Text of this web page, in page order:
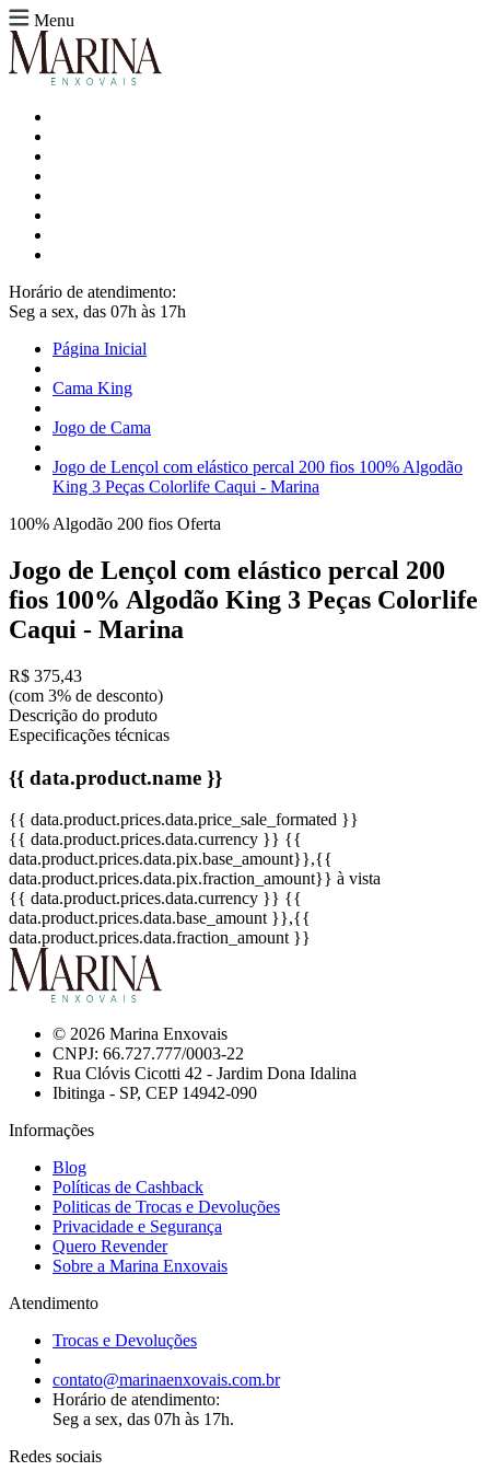
Menu
Horário de atendimento:
Seg a sex, das 07h às 17h
Página Inicial
Cama King
Jogo de Cama
Jogo de Lençol com elástico percal 200 fios 100% Algodão
King 3 Peças Colorlife Caqui - Marina
100% Algodão 200 fios Oferta
Jogo de Lençol com elástico percal 200
fios 100% Algodão King 3 Peças Colorlife
Caqui - Marina
R$ 375,43
(com 3% de desconto)
Descrição do produto
Especificações técnicas
{{ data.product.name }}
{{ data.product.prices.data.price_sale_formated }}
{{ data.product.prices.data.currency }} {{
data.product.prices.data.pix.base_amount}},{{
data.product.prices.data.pix.fraction_amount}} à vista
{{ data.product.prices.data.currency }} {{
data.product.prices.data.base_amount }},{{
data.product.prices.data.fraction_amount }}
© 2026 Marina Enxovais
CNPJ: 66.727.777/0003-22
Rua Clóvis Cicotti 42 - Jardim Dona Idalina
Ibitinga - SP, CEP 14942-090
Informações
Blog
Políticas de Cashback
Politicas de Trocas e Devoluções
Privacidade e Segurança
Quero Revender
Sobre a Marina Enxovais
Atendimento
Trocas e Devoluções
contato@marinaenxovais.com.br
Horário de atendimento:
Seg a sex, das 07h às 17h.
Redes sociais